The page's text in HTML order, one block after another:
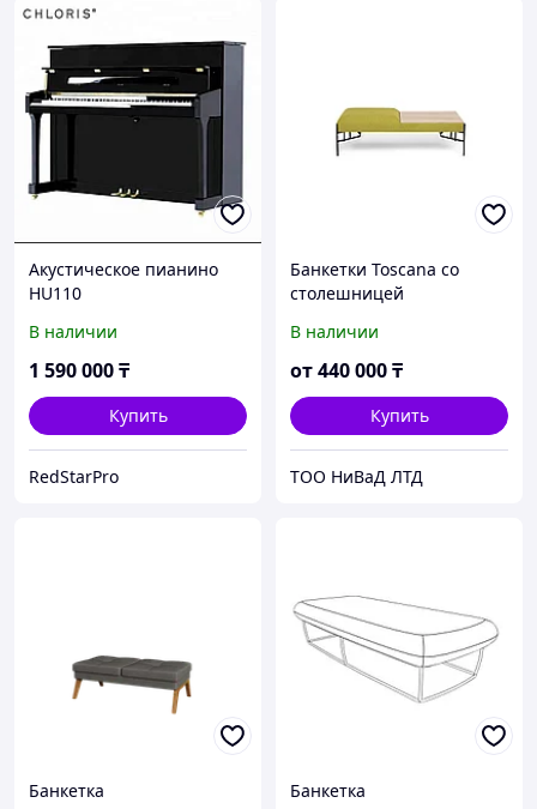
Акустическое пианино
HU110
В наличии
1 590 000₸
Купить
RedStarPro
Банкетки Toscana со
столешницей
В наличии
от440 000₸
Купить
ТОО НиВаД ЛТД
Банкетка Банкетка